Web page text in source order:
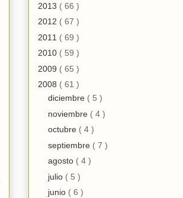
2013 ( 66 )
2012 ( 67 )
2011 ( 69 )
2010 ( 59 )
2009 ( 65 )
2008 ( 61 )
diciembre ( 5 )
noviembre ( 4 )
octubre ( 4 )
septiembre ( 7 )
agosto ( 4 )
julio ( 5 )
junio ( 6 )